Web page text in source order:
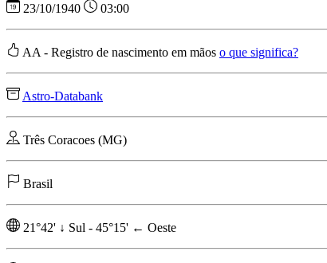
23/10/1940 03:00
AA - Registro de nascimento em mãos o que significa?
Astro-Databank
Três Coracoes (MG)
Brasil
21°42' ↓ Sul - 45°15' ← Oeste